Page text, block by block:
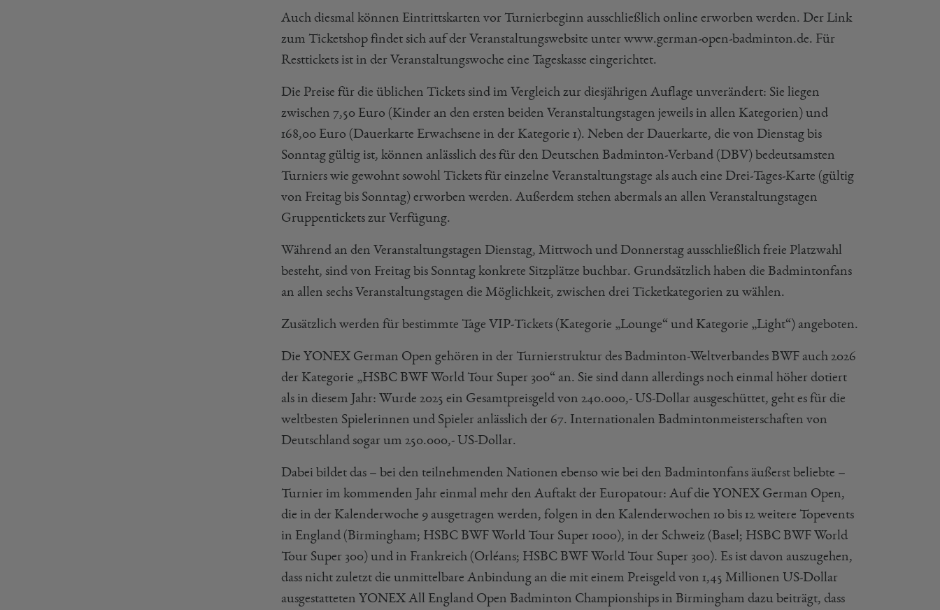
Auch diesmal können Eintrittskarten vor Turnierbeginn ausschließlich online erworben werden. Der Link
zum Ticketshop findet sich auf der Veranstaltungswebsite unter www.german-open-badminton.de. Für
Resttickets ist in der Veranstaltungswoche eine Tageskasse eingerichtet.
Die Preise für die üblichen Tickets sind im Vergleich zur diesjährigen Auflage unverändert: Sie liegen
zwischen 7,50 Euro (Kinder an den ersten beiden Veranstaltungstagen jeweils in allen Kategorien) und
168,00 Euro (Dauerkarte Erwachsene in der Kategorie 1). Neben der Dauerkarte, die von Dienstag bis
Sonntag gültig ist, können anlässlich des für den Deutschen Badminton-Verband (DBV) bedeutsamsten
Turniers wie gewohnt sowohl Tickets für einzelne Veranstaltungstage als auch eine Drei-Tages-Karte (gültig
von Freitag bis Sonntag) erworben werden. Außerdem stehen abermals an allen Veranstaltungstagen
Gruppentickets zur Verfügung.
Während an den Veranstaltungstagen Dienstag, Mittwoch und Donnerstag ausschließlich freie Platzwahl
besteht, sind von Freitag bis Sonntag konkrete Sitzplätze buchbar. Grundsätzlich haben die Badmintonfans
an allen sechs Veranstaltungstagen die Möglichkeit, zwischen drei Ticketkategorien zu wählen.
Zusätzlich werden für bestimmte Tage VIP-Tickets (Kategorie „Lounge“ und Kategorie „Light“) angeboten.
Die YONEX German Open gehören in der Turnierstruktur des Badminton-Weltverbandes BWF auch 2026
der Kategorie „HSBC BWF World Tour Super 300“ an. Sie sind dann allerdings noch einmal höher dotiert
als in diesem Jahr: Wurde 2025 ein Gesamtpreisgeld von 240.000,- US-Dollar ausgeschüttet, geht es für die
weltbesten Spielerinnen und Spieler anlässlich der 67. Internationalen Badmintonmeisterschaften von
Deutschland sogar um 250.000,- US-Dollar.
Dabei bildet das – bei den teilnehmenden Nationen ebenso wie bei den Badmintonfans äußerst beliebte –
Turnier im kommenden Jahr einmal mehr den Auftakt der Europatour: Auf die YONEX German Open,
die in der Kalenderwoche 9 ausgetragen werden, folgen in den Kalenderwochen 10 bis 12 weitere Topevents
in England (Birmingham; HSBC BWF World Tour Super 1000), in der Schweiz (Basel; HSBC BWF World
Tour Super 300) und in Frankreich (Orléans; HSBC BWF World Tour Super 300). Es ist davon auszugehen,
dass nicht zuletzt die unmittelbare Anbindung an die mit einem Preisgeld von 1,45 Millionen US-Dollar
ausgestatteten YONEX All England Open Badminton Championships in Birmingham dazu beiträgt, dass